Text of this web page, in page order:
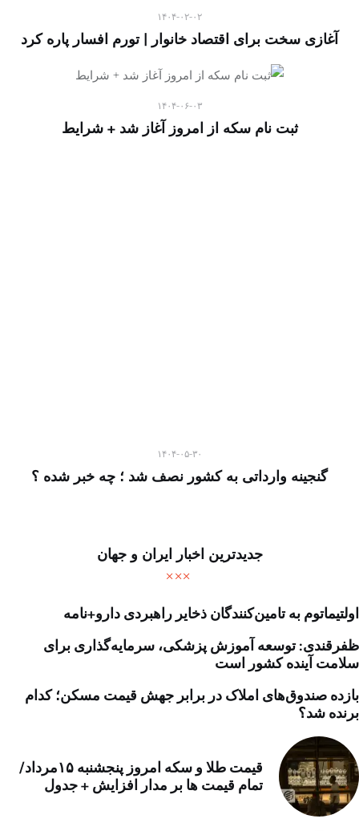
۱۴۰۴-۰۲-۰۲
آغازی سخت برای اقتصاد خانوار | تورم افسار پاره کرد
۱۴۰۴-۰۶-۰۳
ثبت نام سکه از امروز آغاز شد + شرایط
۱۴۰۴-۰۵-۳۰
گنجینه وارداتی به کشور نصف شد ؛ چه خبر شده ؟
جدیدترین اخبار ایران و جهان
اولتیماتوم به تامین‌کنندگان ذخایر راهبردی دارو+نامه
ظفرقندی: توسعه آموزش پزشکی، سرمایه‌گذاری برای
سلامت آینده کشور است
بازده صندوق‌های املاک در برابر جهش قیمت مسکن؛ کدام
برنده شد؟
قیمت طلا و سکه امروز پنجشنبه ۱۵مرداد/
تمام قیمت ها بر مدار افزایش + جدول